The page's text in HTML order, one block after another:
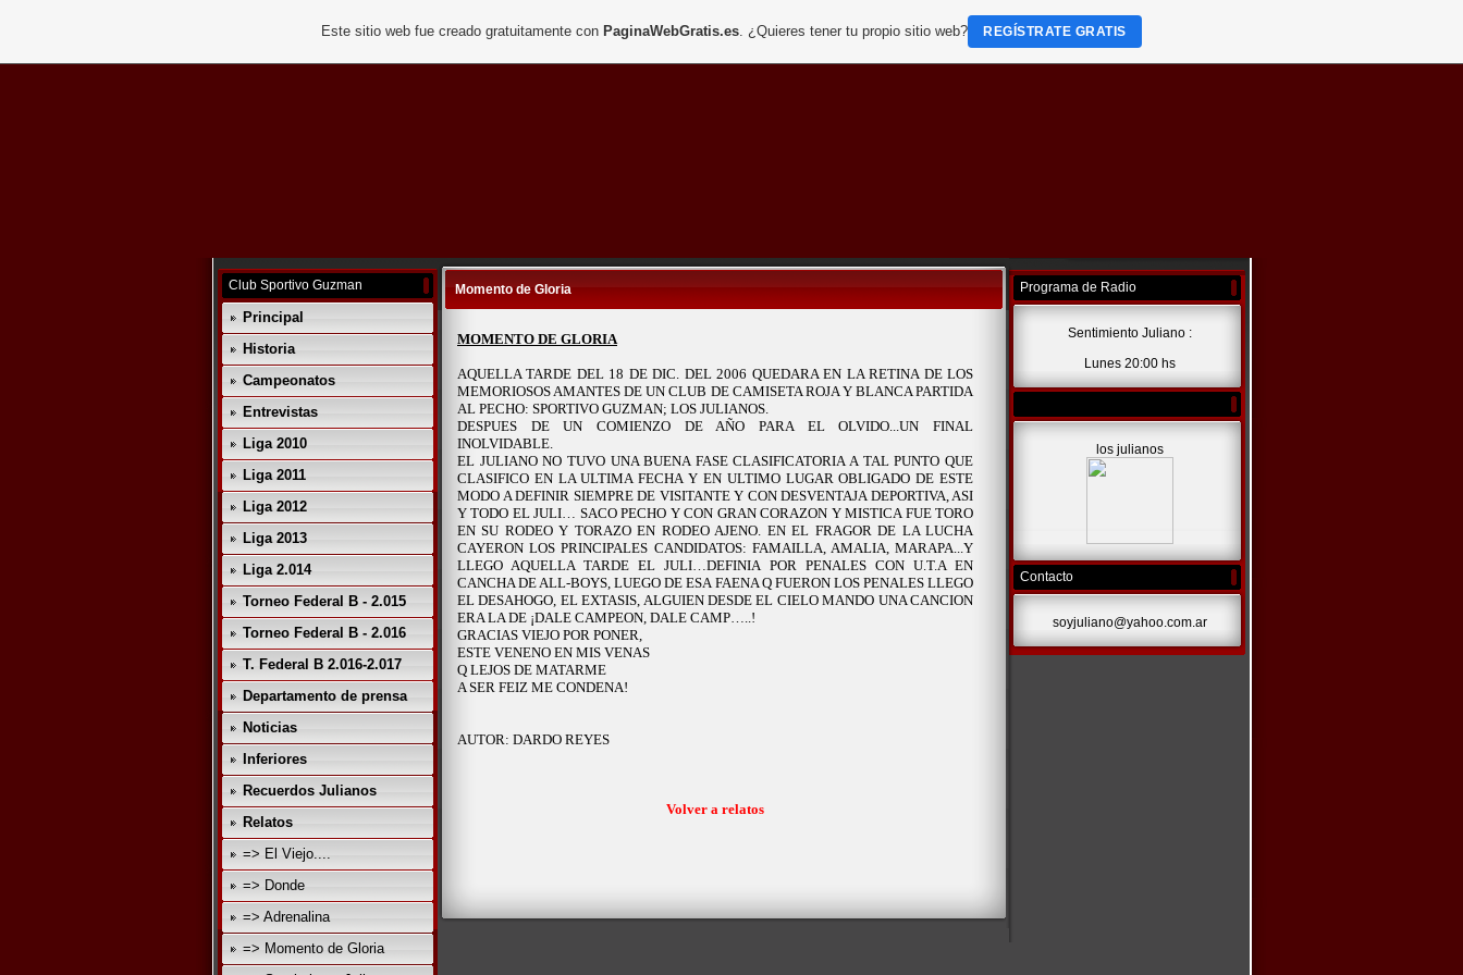
Club Sportivo Guzman
Principal
Historia
Campeonatos
Entrevistas
Liga 2010
Liga 2011
Liga 2012
Liga 2013
Liga 2.014
Torneo Federal B - 2.015
Torneo Federal B - 2.016
T. Federal B 2.016-2.017
Departamento de prensa
Noticias
Inferiores
Recuerdos Julianos
Relatos
=> El Viejo....
=> Donde
=> Adrenalina
=> Momento de Gloria
Momento de Gloria
MOMENTO DE GLORIA
AQUELLA TARDE DEL 18 DE DIC. DEL 2006 QUEDARA EN LA RETINA DELOS
MEMORIOSOS AMANTES DE UN CLUB DE CAMISETA ROJA Y BLANCA PARTIDA
AL PECHO: SPORTIVO GUZMAN; LOS JULIANOS.
DESPUES DE UN COMIENZO DE AÑO PARA EL OLVIDO...UN FINAL
INOLVIDABLE.
EL JULIANO NO TUVO UNA BUENA FASE CLASIFICATORIA A TAL PUNTO QUE
CLASIFICO EN LA ULTIMA FECHAY EN ULTIMO LUGAR OBLIGADO DE ESTE
MODO A DEFINIR SIEMPRE DE VISITANTE Y CON DESVENTAJA DEPORTIVA, ASI
Y TODO EL JULI… SACO PECHO Y CON GRAN CORAZON Y MISTICA FUE TORO
EN SU RODEO Y TORAZO EN RODEO AJENO. EN EL FRAGOR DE LA LUCHA
CAYERON LOS PRINCIPALES CANDIDATOS: FAMAILLA, AMALIA, MARAPA...Y
LLEGO AQUELLA TARDE EL JULI…DEFINIA POR PENALES CON U.T.A EN
CANCHA DE ALL-BOYS, LUEGO DE ESA FAENA Q FUERON LOS PENALES LLEGO
EL DESAHOGO, EL EXTASIS, ALGUIEN DESDE EL CIELO MANDO UNA CANCION
ERALA DE ¡DALE CAMPEON, DALE CAMP…..!
GRACIAS VIEJO POR PONER,
ESTE VENENO EN MIS VENAS
Q LEJOS DE MATARME
A SER FEIZ ME CONDENA!
AUTOR: DARDO REYES
Volver a relatos
Programa de Radio
Sentimiento Juliano :
Lunes 20:00 hs
los julianos
Contacto
soyjuliano@yahoo.com.ar
Este sitio web fue creado gratuitamente con PaginaWebGratis.es. ¿Quieres tener tu propio sitio web? REGÍSTRATE GRATIS